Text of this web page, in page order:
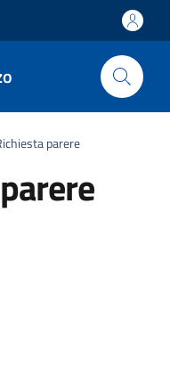
parere